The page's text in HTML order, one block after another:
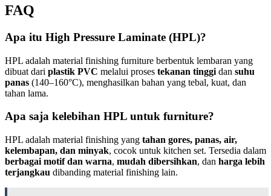
FAQ
Apa itu High Pressure Laminate (HPL)?
HPL adalah material finishing furniture berbentuk lembaran yang
dibuat dari plastik PVC melalui proses tekanan tinggi dan suhu
panas (140–160°C), menghasilkan bahan yang tebal, kuat, dan
tahan lama.
Apa saja kelebihan HPL untuk furniture?
HPL adalah material finishing yang tahan gores, panas, air,
kelembapan, dan minyak, cocok untuk kitchen set. Tersedia dalam
berbagai motif dan warna, mudah dibersihkan, dan harga lebih
terjangkau dibanding material finishing lain.